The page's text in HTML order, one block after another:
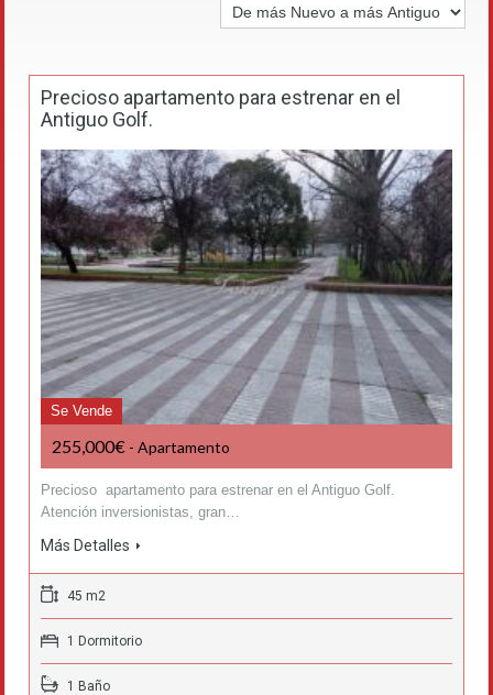
Precioso apartamento para estrenar en el
Antiguo Golf.
Se Vende
255,000€ - Apartamento
Precioso apartamento para estrenar en el Antiguo Golf.
Atención inversionistas, gran…
Más Detalles
45 m2
1 Dormitorio
1 Baño